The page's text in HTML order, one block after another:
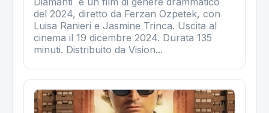
del 2024, diretto da Ferzan Ozpetek, con
Luisa Ranieri e Jasmine Trinca. Uscita al
cinema il 19 dicembre 2024. Durata 135
minuti. Distribuito da Vision...